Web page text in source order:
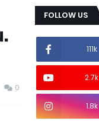
PROMO VIDEO
0
FOLLOW US
111k
2.7k
1.8k